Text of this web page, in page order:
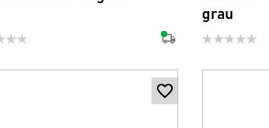
grau